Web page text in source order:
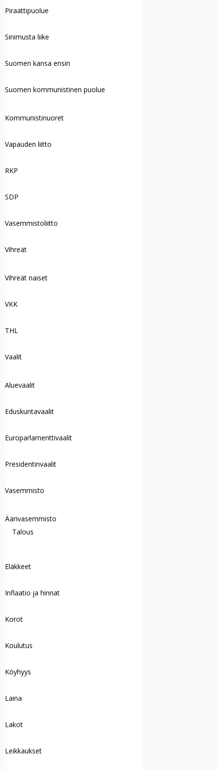
Piraattipuolue
Sinimusta liike
Suomen kansa ensin
Suomen kommunistinen puolue
Kommunistinuoret
Vapauden liitto
RKP
SDP
Vasemmistoliitto
Vihreät
Vihreät naiset
VKK
THL
Vaalit
Aluevaalit
Eduskuntavaalit
Europarlamenttivaalit
Presidentinvaalit
Vasemmisto
Äärivasemmisto
Talous
Eläkkeet
Inflaatio ja hinnat
Korot
Koulutus
Köyhyys
Laina
Lakot
Leikkaukset